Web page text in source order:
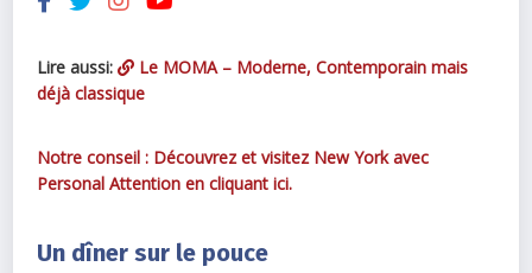
Lire aussi:
Le MOMA – Moderne, Contemporain mais
déjà classique
Notre conseil : Découvrez et visitez New York avec
Personal Attention en cliquant ici.
Un dîner sur le pouce